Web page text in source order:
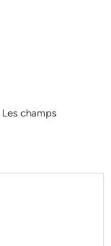
Les champs